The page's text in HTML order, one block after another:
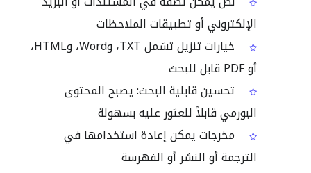
الإلكتروني أو تطبيقات الملاحظات
خيارات تنزيل تشمل TXT، وWord، وHTML،
أو PDF قابل للبحث
تحسين قابلية البحث: يصبح المحتوى
البورمي قابلاً للعثور عليه بسهولة
مخرجات يمكن إعادة استخدامها في
الترجمة أو النشر أو الفهرسة